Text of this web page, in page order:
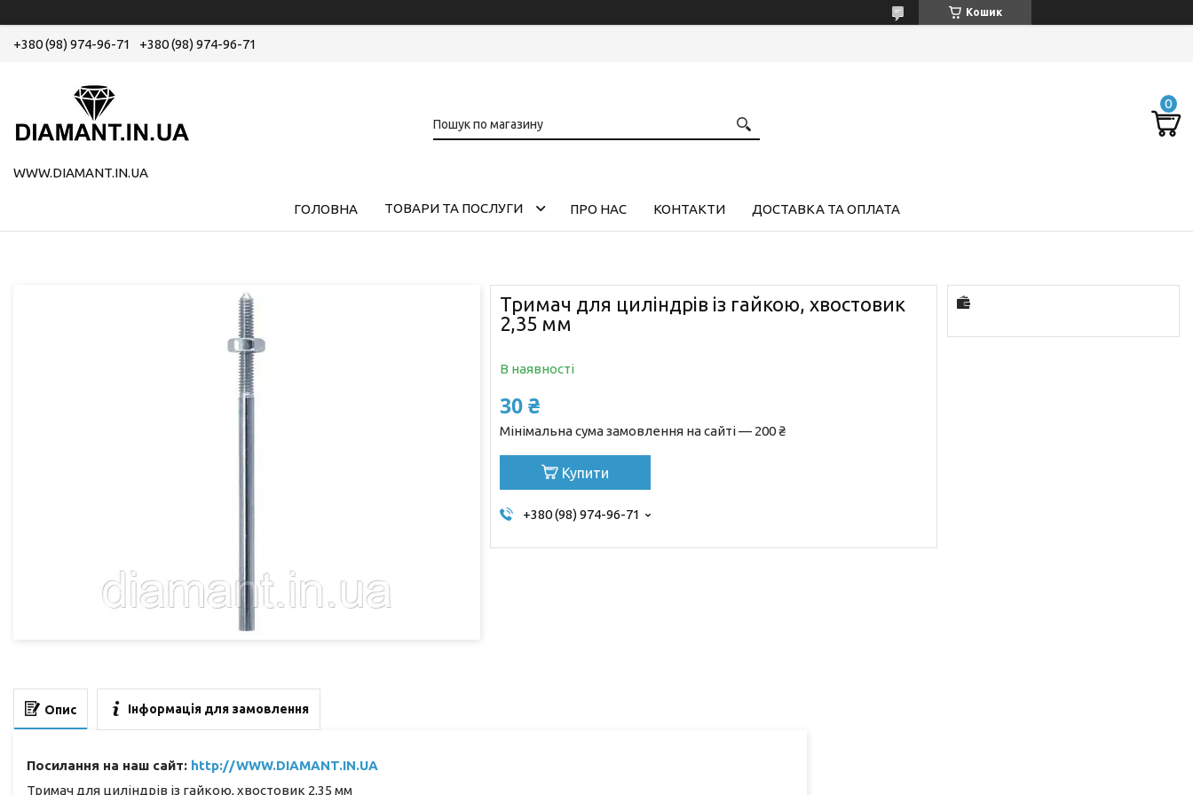
Кошик
+380 (98) 974-96-71 +380 (98) 974-96-71
WWW.DIAMANT.IN.UA
ГОЛОВНА ТОВАРИ ТА ПОСЛУГИ ПРО НАС КОНТАКТИ ДОСТАВКА ТА ОПЛАТА
Тримач для циліндрів із гайкою, хвостовик
2,35 мм
В наявності
30 ₴
Мінімальна сума замовлення на сайті — 200 ₴
Купити
+380 (98) 974-96-71
Опис Інформація для замовлення
Посилання на наш сайт: http://WWW.DIAMANT.IN.UA
Тримач для циліндрів із гайкою, хвостовик 2,35 мм